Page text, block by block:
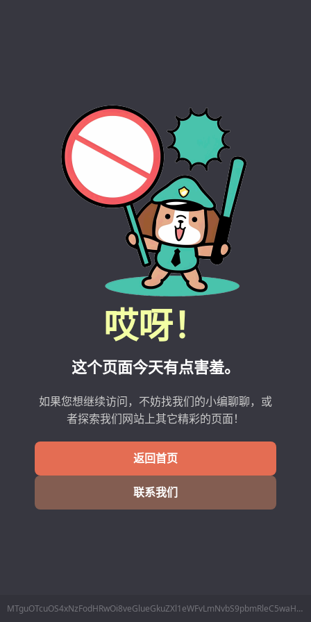
哎呀！
这个页面今天有点害羞。
如果您想继续访问，不妨找我们的小编聊聊，或
者探索我们网站上其它精彩的页面！
返回首页
联系我们
MTguOTcuOS4xNzFodHRwOi8veGlueGkuZXl1eWFvLmNvbS9pbmRleC5waHAvSG9tZS9JbmRleC9pbmRleC9jbGFzc2lkLzU